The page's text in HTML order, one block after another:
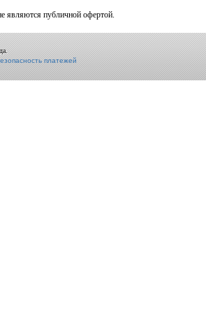
являются публичной офертой.
платежей